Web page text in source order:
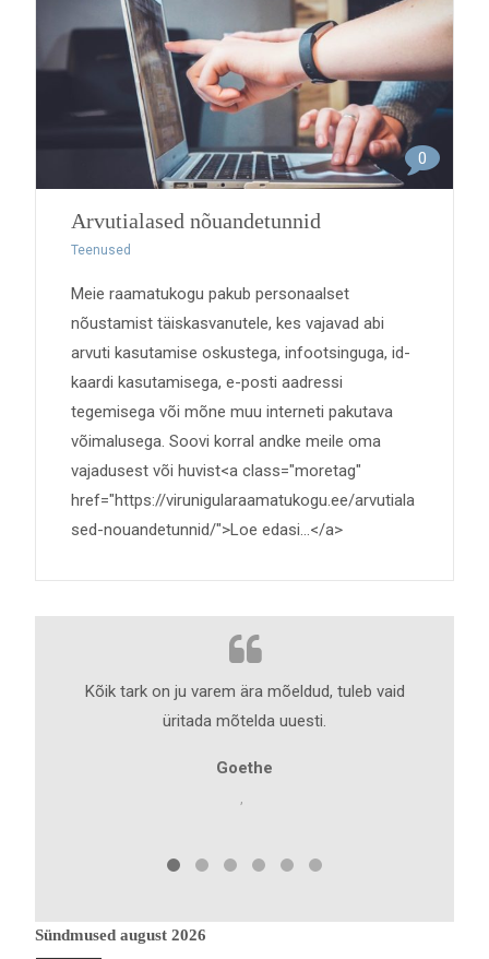
0
Arvutialased nõuandetunnid
Teenused
Meie raamatukogu pakub personaalset
nõustamist täiskasvanutele, kes vajavad abi
arvuti kasutamise oskustega, infootsinguga, id-
kaardi kasutamisega, e-posti aadressi
tegemisega või mõne muu interneti pakutava
võimalusega. Soovi korral andke meile oma
vajadusest või huvist<a class="moretag"
href="https://virunigularaamatukogu.ee/arvutiala
sed-nouandetunnid/">Loe edasi...</a>
Kõik tark on ju varem ära mõeldud, tuleb vaid
üritada mõtelda uuesti.
Goethe
Sündmused august 2026